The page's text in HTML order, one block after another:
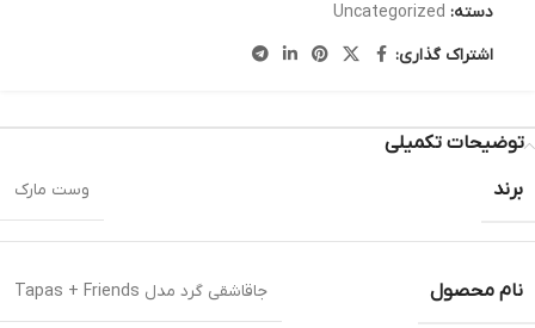
دسته: Uncategorized
اشتراک گذاری:
توضیحات تکمیلی
برند
وست مارک
نام محصول جا‌قاشقی گرد مدل Tapas + Friends